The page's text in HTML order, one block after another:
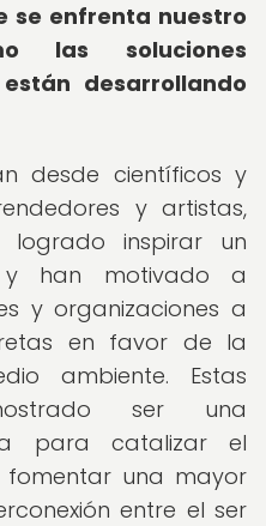
se enfrenta nuestro
las soluciones
desarrollando
desde científicos y
y artistas,
logrado inspirar un
han motivado a
y organizaciones a
en favor de la
ambiente. Estas
ser una
para catalizar el
una mayor
entre el ser